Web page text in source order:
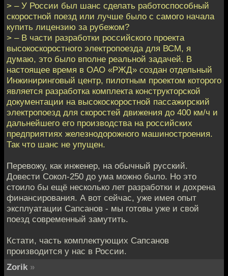
> – У России был шанс сделать работоспособный
скоростной поезд или лучше было с самого начала
купить лицензию за рубежом?
> – В части разработки российского проекта
высокоскоростного электропоезда для ВСМ, я
думаю, это было вполне реальной задачей. В
настоящее время в ОАО «РЖД» создан отдельный
Инжиниринговый центр, пилотным проектом которого
является разработка комплекта конструкторской
документации на высокоскоростной пассажирский
электропоезд для скоростей движения до 400 км/ч и
дальнейшего его производства на российских
предприятиях железнодорожного машиностроения.
Так что шанс не упущен.
Перевожу, как инженер, на обычный русский.
Довести Сокол-250 до ума можно было. Но это
стоило бы ещё несколько лет разработки и дохрена
финансирования. А вот сейчас, уже имея опыт
эксплуатации Сапсанов - мы готовы уже и свой
поезд современный замутить.
Кстати, часть комплектующих Сапсанов
производится у нас в России.
Zorik »